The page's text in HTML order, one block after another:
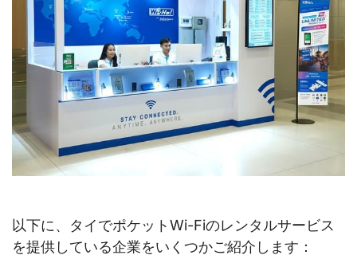
以下に、タイでポケットWi-Fiのレンタルサービス
を提供している企業をいくつかご紹介します：